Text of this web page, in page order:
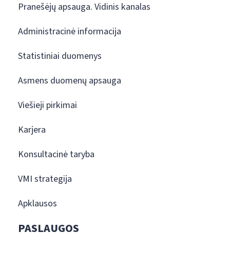
Pranešėjų apsauga. Vidinis kanalas
Administracinė informacija
Statistiniai duomenys
Asmens duomenų apsauga
Viešieji pirkimai
Karjera
Konsultacinė taryba
VMI strategija
Apklausos
PASLAUGOS